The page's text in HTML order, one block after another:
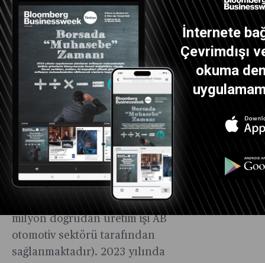
İnternete
Çevrimdışı
okuma
milyar euro) ve Çin’i (22,2
milyar euro) geride bırakarak
otomotiv endüstrisinde
inovasyona dünyanın en
büyük yatırımcısı olmaya
devam ediyor.
Üretim sektöründe çalışan tüm
Avrupalıların yüzde 10,3’ü AB
otomotiv sektöründe istihdam
ediliyor. Yani otomotiv sektörü
AB’de toplamda 3,1 milyon
kişiye istihdam sağlıyor (2,4
milyon doğrudan üretim işi AB
otomotiv sektörü tarafından
sağlanmaktadır). 2023 yılında